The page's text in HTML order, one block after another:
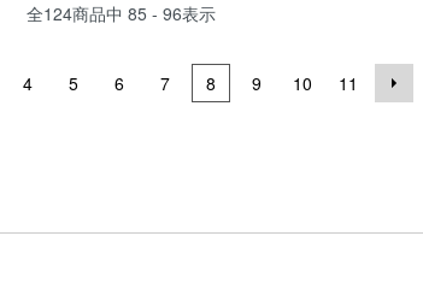
全124商品中 85 - 96表示
4 5 6 7 8 9 10 11